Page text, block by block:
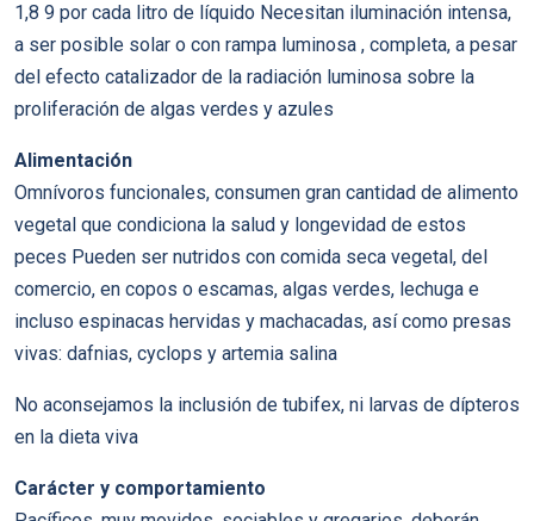
1,8 9 por cada litro de lí­quido Necesitan iluminación intensa,
a ser posible solar o con rampa luminosa , completa, a pesar
del efecto catalizador de la radiación luminosa sobre la
proliferación de algas verdes y azules
Alimentación
Omní­voros funcionales, consumen gran cantidad de alimento
vegetal que condiciona la salud y longevidad de estos
peces Pueden ser nutridos con comida seca vegetal, del
comercio, en copos o escamas, algas verdes, lechuga e
incluso espinacas hervidas y machacadas, así­ como presas
vivas: dafnias, cyclops y artemia salina
No aconsejamos la inclusión de tubifex, ni larvas de dí­pteros
en la dieta viva
Carácter y comportamiento